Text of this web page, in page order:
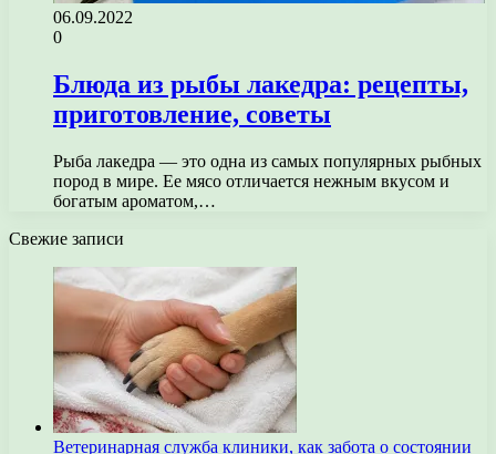
06.09.2022
0
Блюда из рыбы лакедра: рецепты,
приготовление, советы
Рыба лакедра — это одна из самых популярных рыбных
пород в мире. Ее мясо отличается нежным вкусом и
богатым ароматом,…
Свежие записи
Ветеринарная служба клиники, как забота о состоянии